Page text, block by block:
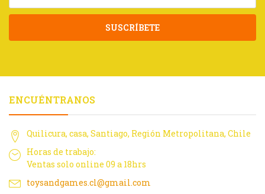
SUSCRÍBETE
ENCUÉNTRANOS
Quilicura, casa, Santiago, Región Metropolitana, Chile
Horas de trabajo:
Ventas solo online 09 a 18hrs
toysandgames.cl@gmail.com